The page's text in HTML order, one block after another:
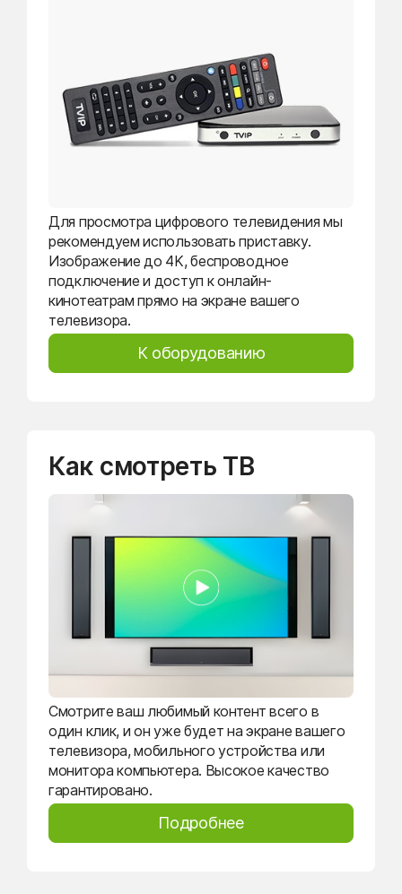
Для просмотра цифрового телевидения мы
рекомендуем использовать приставку.
Изображение до 4K, беспроводное
подключение и доступ к онлайн-
кинотеатрам прямо на экране вашего
телевизора.
К оборудованию
Как смотреть ТВ
Смотрите ваш любимый контент всего в
один клик, и он уже будет на экране вашего
телевизора, мобильного устройства или
монитора компьютера. Высокое качество
гарантировано.
Подробнее